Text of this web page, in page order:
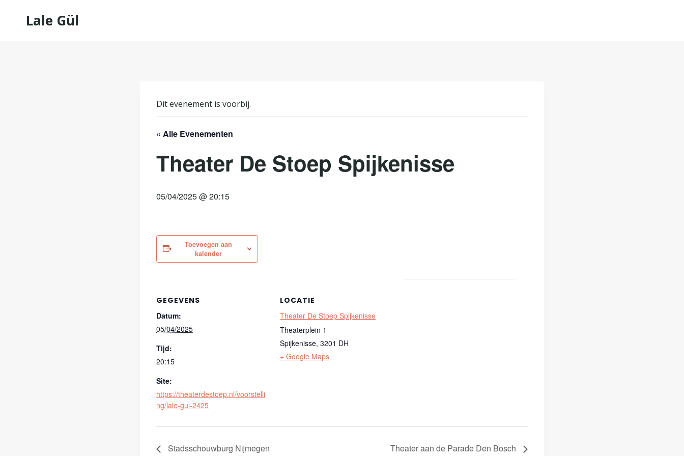
Lale Gül
Dit evenement is voorbij.
« Alle Evenementen
Theater De Stoep Spijkenisse
05/04/2025 @ 20:15
Toevoegen aan
kalender
GEGEVENS
Datum:
05/04/2025
Tijd:
20:15
Site:
https://theaterdestoep.nl/voorstelli
ng/lale-gul-2425
LOCATIE
Theater De Stoep Spijkenisse
Theaterplein 1
Spijkenisse, 3201 DH
+ Google Maps
Stadsschouwburg Nijmegen Theater aan de Parade Den Bosch